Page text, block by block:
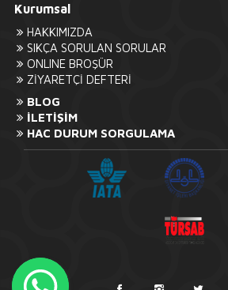
Kurumsal
HAKKIMIZDA
SIKÇA SORULAN SORULAR
ONLINE BROŞÜR
ZİYARETÇİ DEFTERİ
BLOG
İLETİŞİM
HAC DURUM SORGULAMA